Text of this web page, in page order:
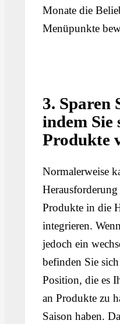
Monate die
Menüpunkte
3. Sparen
indem Sie
Produkte
Normalerweise
Herausforderung
Produkte in die
integrieren.
jedoch ein
befinden Sie
Position, die es
an Produkte zu
Saison haben.